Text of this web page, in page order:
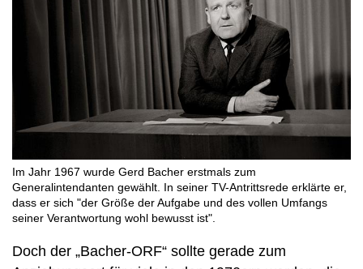
Im Jahr 1967 wurde Gerd Bacher erstmals zum
Generalintendanten gewählt. In seiner TV-Antrittsrede erklärte er,
dass er sich "der Größe der Aufgabe und des vollen Umfangs
seiner Verantwortung wohl bewusst ist".
Doch der „Bacher-ORF“ sollte gerade zum